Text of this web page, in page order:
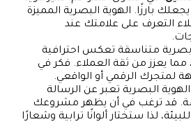
بارزًا. الهوية البصرية المميزة
التعرف على علامتك عند
متناسقة تعكس احترافية
مما يعزز من ثقة العملاء. فكر في
لمتجرك الرقمي أو الواقعي.
الهوية البصرية تعبر عن الرسالة
قد ترغب في أن يظهر مشروعك
لذا ستختار ألوانًا ترابية وشعارًا